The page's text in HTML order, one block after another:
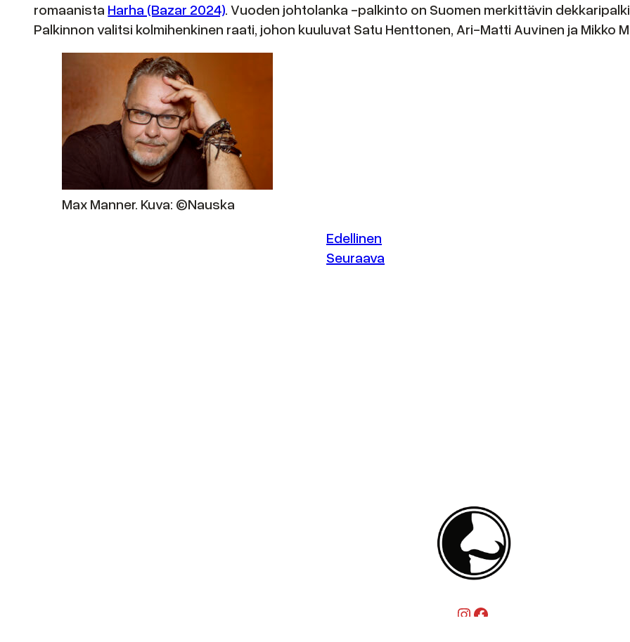
romaanista Harha (Bazar 2024). Vuoden johtolanka -palkinto on Suomen merkittävin
Palkinnon valitsi kolmihenkinen raati, johon kuuluvat Satu Henttonen, Ari-Matti Auvinen ja Mikko
Max Manner. Kuva: ©Nauska
Edellinen
Seuraava
Instagram
Facebook